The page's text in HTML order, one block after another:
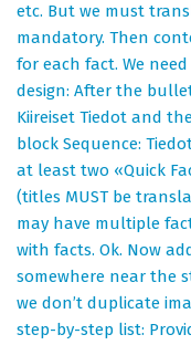
etc. But we must
mandatory. Then
for each fact. We
design: After the
Kiireiset Tiedot and
block Sequence:
at least two «Quick
(titles MUST be
may have multiple
with facts. Ok. Now
somewhere near the
we don’t duplicate
step-by-step list: